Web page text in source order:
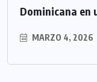
Dominicana en
MARZO 4, 2026